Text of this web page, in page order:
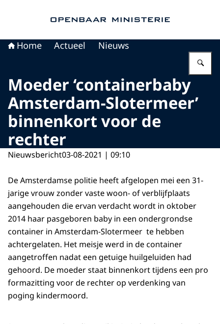
Home Actueel Nieuws
Moeder ‘containerbaby
Amsterdam-Slotermeer’
binnenkort voor de
rechter
Nieuwsbericht03-08-2021 | 09:10
De Amsterdamse politie heeft afgelopen mei een 31-
jarige vrouw zonder vaste woon- of verblijfplaats
aangehouden die ervan verdacht wordt in oktober
2014 haar pasgeboren baby in een ondergrondse
container in Amsterdam-Slotermeer te hebben
achtergelaten. Het meisje werd in de container
aangetroffen nadat een getuige huilgeluiden had
gehoord. De moeder staat binnenkort tijdens een pro
formazitting voor de rechter op verdenking van
poging kindermoord.